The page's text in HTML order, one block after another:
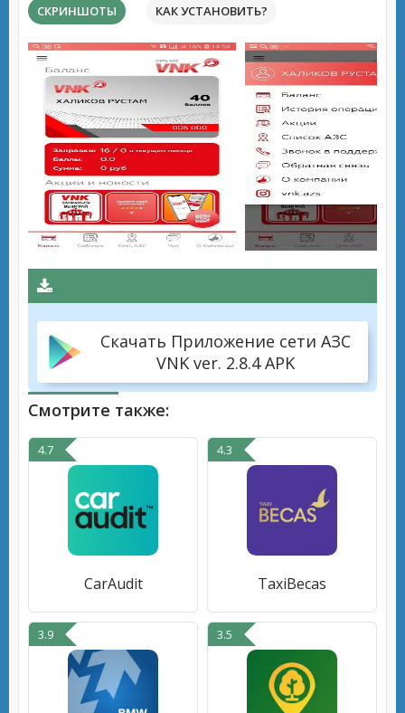
СКРИНШОТЫ КАК УСТАНОВИТЬ?
Скачать Приложение сети АЗС
VNK ver. 2.8.4 APK
Смотрите также:
4.7
CarAudit
4.3
TaxiBecas
3.9 3.5